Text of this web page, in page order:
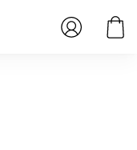
SUCURSALES